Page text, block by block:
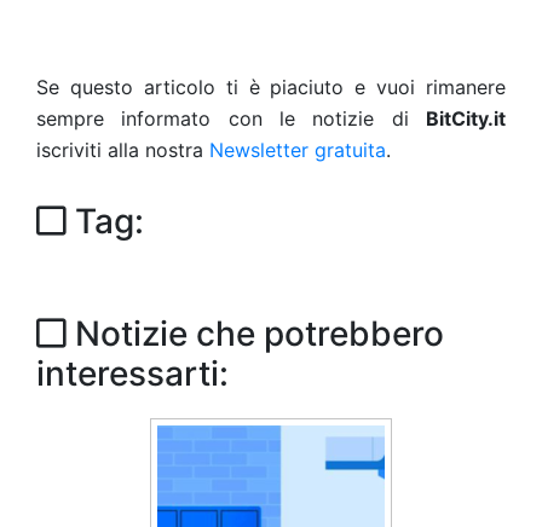
Se questo articolo ti è piaciuto e vuoi rimanere
sempre informato con le notizie di BitCity.it
iscriviti alla nostra Newsletter gratuita.
Tag:
Notizie che potrebbero
interessarti: